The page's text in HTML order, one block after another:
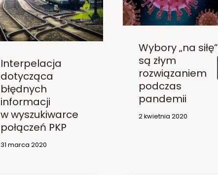
Interpelacja
dotycząca
błędnych
informacji
w wyszukiwarce
połączeń PKP
31 marca 2020
Wybory „na siłę”
są złym
rozwiązaniem
podczas
pandemii
2 kwietnia 2020